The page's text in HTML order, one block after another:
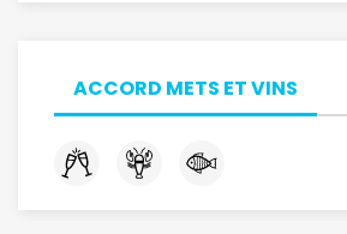
ACCORD METS ET VINS